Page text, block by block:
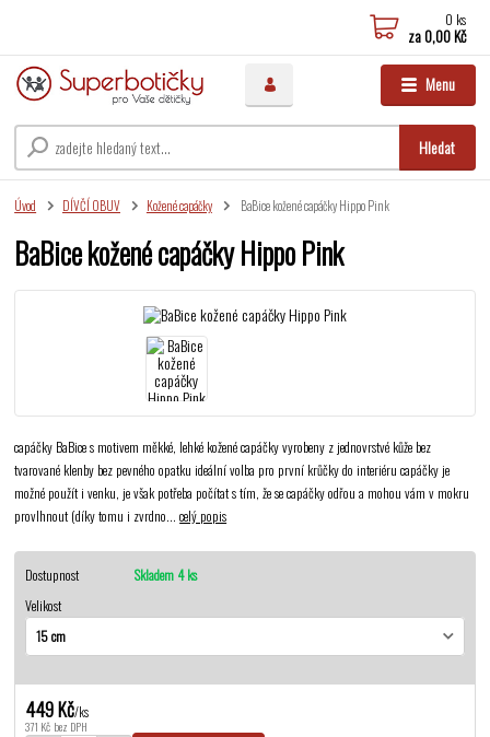
Menu
Hledat
0 ks
za0,00 Kč
Úvod DÍVČÍ OBUV Kožené capáčky BaBice kožené capáčky Hippo Pink
BaBice kožené capáčky Hippo Pink
capáčky BaBice s motivem měkké, lehké kožené capáčky vyrobeny z jednovrstvé kůže bez
tvarované klenby bez pevného opatku ideální volba pro první krůčky do interiéru capáčky je
možné použít i venku, je však potřeba počítat s tím, že se capáčky odřou a mohou vám v mokru
provlhnout (díky tomu i zvrdno...celý popis
Dostupnost
Skladem 4 ks
Velikost
449 Kč/ks
371 Kč bez DPH